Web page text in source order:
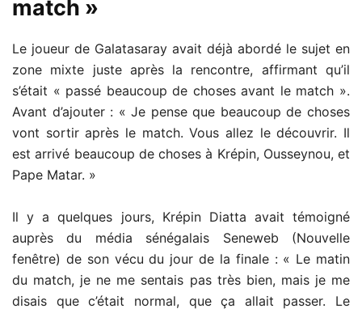
match »
Le joueur de Galatasaray avait déjà abordé le sujet en
zone mixte juste après la rencontre, affirmant qu’il
s’était « passé beaucoup de choses avant le match ».
Avant d’ajouter : « Je pense que beaucoup de choses
vont sortir après le match. Vous allez le découvrir. Il
est arrivé beaucoup de choses à Krépin, Ousseynou, et
Pape Matar. »
Il y a quelques jours, Krépin Diatta avait témoigné
auprès du média sénégalais Seneweb (Nouvelle
fenêtre) de son vécu du jour de la finale : « Le matin
du match, je ne me sentais pas très bien, mais je me
disais que c’était normal, que ça allait passer. Le